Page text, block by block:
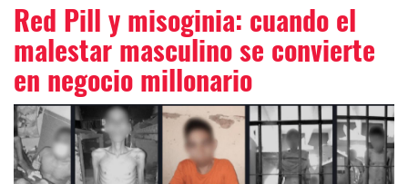
Red Pill y misoginia: cuando el
malestar masculino se convierte
en negocio millonario